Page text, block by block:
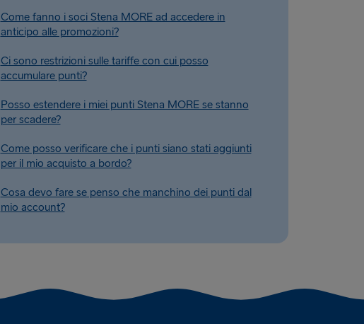
Come fanno i soci Stena MORE ad accedere in
anticipo alle promozioni?
Ci sono restrizioni sulle tariffe con cui posso
accumulare punti?
Posso estendere i miei punti Stena MORE se stanno
per scadere?
Come posso verificare che i punti siano stati aggiunti
per il mio acquisto a bordo?
Cosa devo fare se penso che manchino dei punti dal
mio account?